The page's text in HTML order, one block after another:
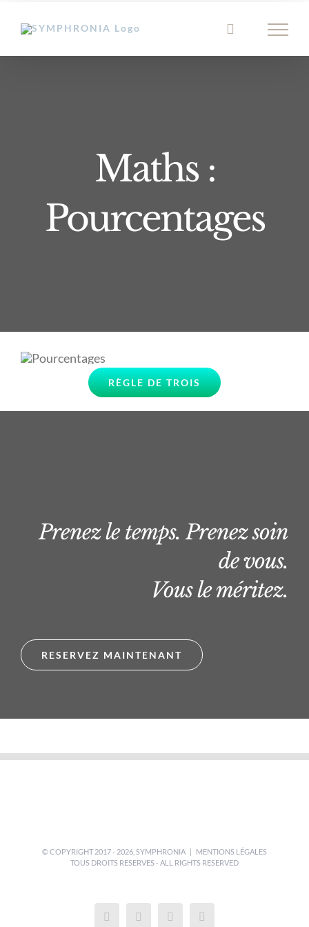
contenu
Maths :
Pourcentages
RÈGLE DE TROIS
Prenez le temps. Prenez soin
de vous.
Vous le méritez.
RESERVEZ MAINTENANT
© COPYRIGHT 2017 - 2026, SYMPHRONIA | MENTIONS LÉGALES
TOUS DROITS RESERVES - ALL RIGHTS RESERVED